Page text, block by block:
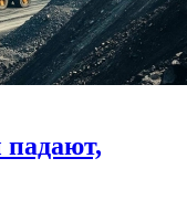
падают,